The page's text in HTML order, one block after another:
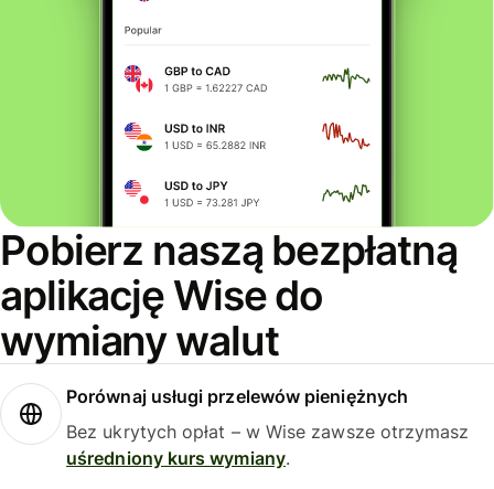
Pobierz naszą bezpłatną
aplikację Wise do
wymiany walut
Porównaj usługi przelewów pieniężnych
Bez ukrytych opłat – w Wise zawsze otrzymasz
uśredniony kurs wymiany.